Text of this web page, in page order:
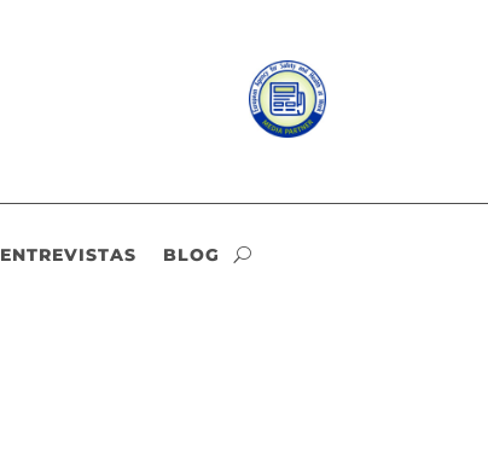
ENTREVISTAS BLOG